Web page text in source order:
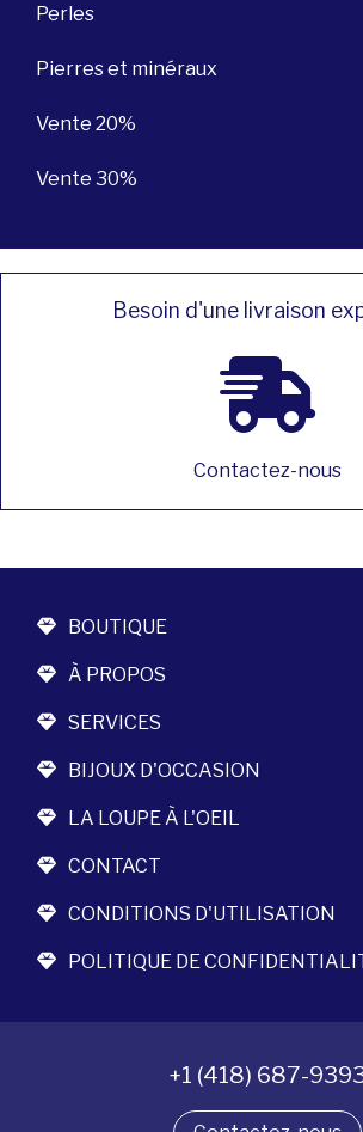
Perles
Pierres et minéraux
Vente 20%
Vente 30%
Besoin d'une livraison
Contactez-nous
BOUTIQUE
À PROPOS
SERVICES
BIJOUX D'OCCASION
LA LOUPE À L'OEIL
CONTACT
CONDITIONS D'UTILISATION
POLITIQUE DE
+1 (418) 687-